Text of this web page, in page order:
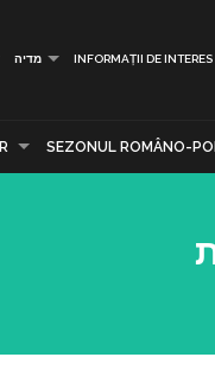
מדיה INFORMAȚII DE INTERES
SEZONUL ROMÂNO-